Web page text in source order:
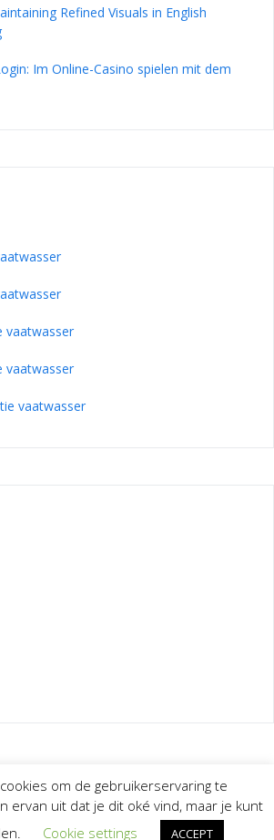
Refined Visuals in English
Im Online-Casino spielen mit dem
vaatwasser
vaatwasser
vaatwasser
Privacybeleid
© 2026 verbouwtips.nl
om de gebruikerservaring te
ervan uit dat je dit oké vind, maar je kunt
Cookie settings ACCEPT